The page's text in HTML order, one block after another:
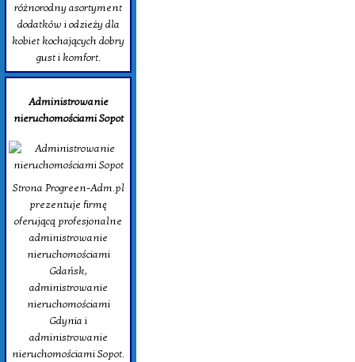
różnorodny asortyment
dodatków i odzieży dla
kobiet kochających dobry
gust i komfort.
Administrowanie
nieruchomościami Sopot
Strona Progreen-Adm.pl
prezentuje firmę
oferującą profesjonalne
administrowanie
nieruchomościami
Gdańsk,
administrowanie
nieruchomościami
Gdynia i
administrowanie
nieruchomościami Sopot.